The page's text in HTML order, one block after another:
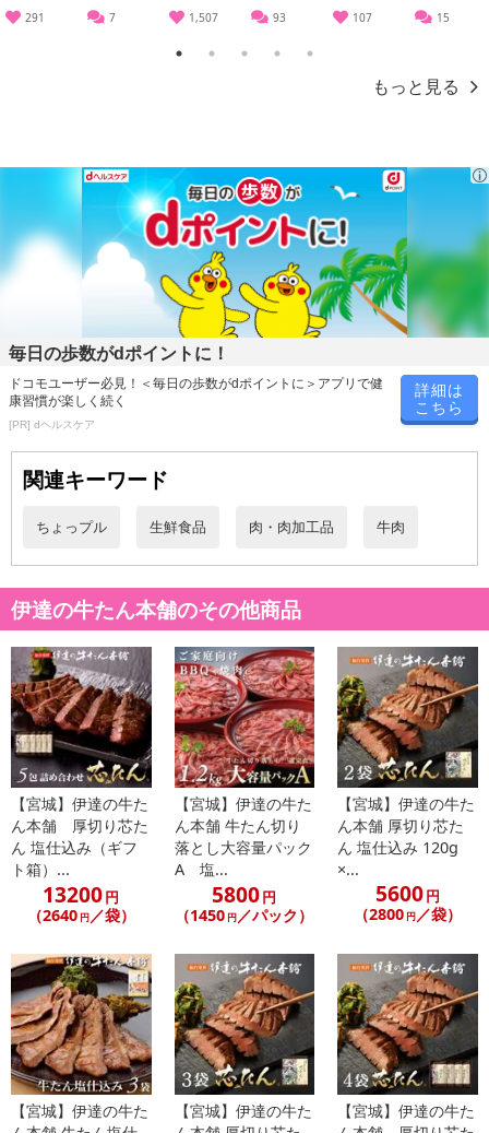
291 7 1,507 93 107 15
1 2 3 4 5
もっと見る
毎日の歩数がdポイントに！
ドコモユーザー必見！＜毎日の歩数がdポイントに＞アプリで健
康習慣が楽しく続く
[PR] dヘルスケア
詳細は
こちら
関連キーワード
ちょっプル 生鮮食品 肉・肉加工品 牛肉
伊達の牛たん本舗のその他商品
【宮城】伊達の牛た
ん本舗 厚切り芯た
ん 塩仕込み（ギフ
ト箱）...
13200円
（2640 円／袋）
【宮城】伊達の牛た
ん本舗 牛たん切り
落とし大容量パック
A 塩...
5800円
（1450 円／パック）
【宮城】伊達の牛た
ん本舗 厚切り芯た
ん 塩仕込み 120g
×...
5600円
（2800 円／袋）
【宮城】伊達の牛た
【宮城】伊達の牛た
【宮城】伊達の牛た